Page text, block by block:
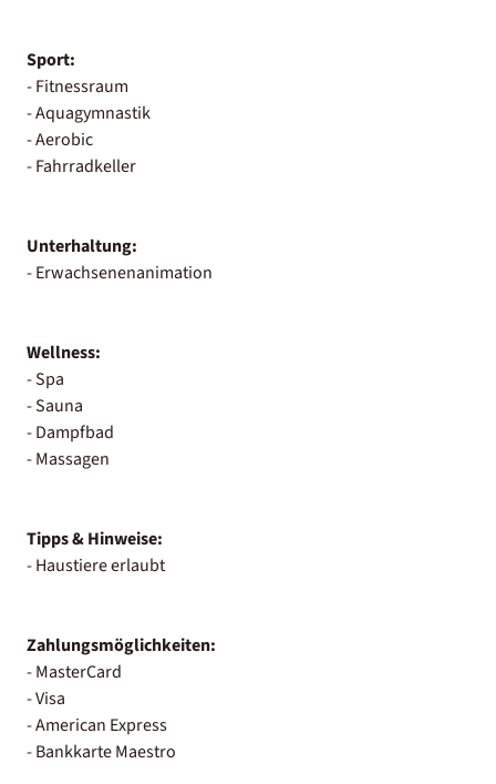
Sport:
- Fitnessraum
- Aquagymnastik
- Aerobic
- Fahrradkeller
Unterhaltung:
- Erwachsenenanimation
Wellness:
- Spa
- Sauna
- Dampfbad
- Massagen
Tipps & Hinweise:
- Haustiere erlaubt
Zahlungsmöglichkeiten:
- MasterCard
- Visa
- American Express
- Bankkarte Maestro